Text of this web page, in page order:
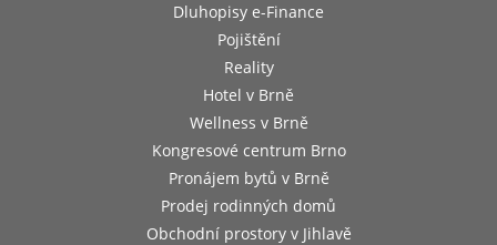
Dluhopisy e-Finance
Pojištění
Reality
Hotel v Brně
Wellness v Brně
Kongresové centrum Brno
Pronájem bytů v Brně
Prodej rodinných domů
Obchodní prostory v Jihlavě